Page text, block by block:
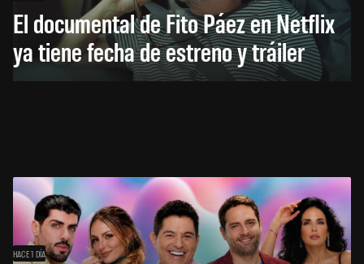
El documental de Fito Páez en Netflix
ya tiene fecha de estreno y tráiler
HACE 1 DÍA